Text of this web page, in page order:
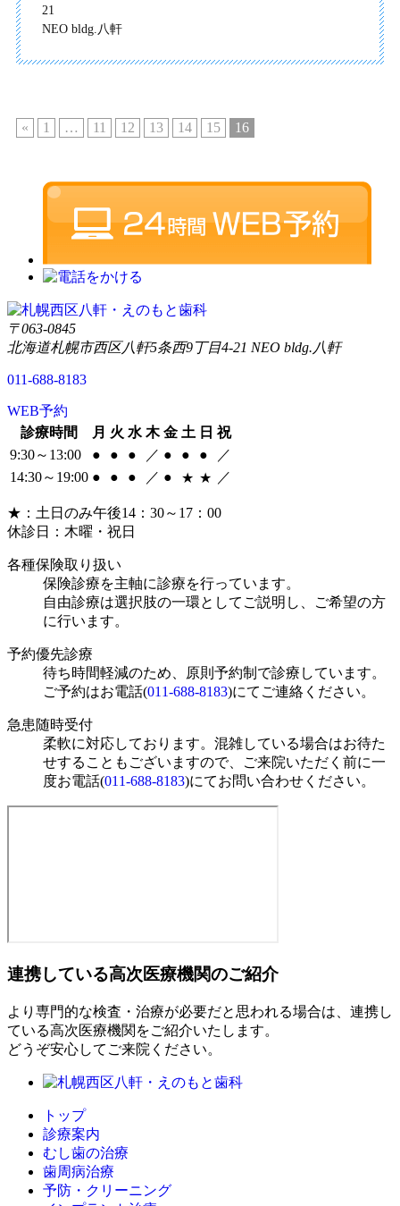
21
NEO bldg.八軒
« 1 … 11 12 13 14 15 16
〒063-0845
北海道札幌市西区八軒5条西9丁目4-21 NEO bldg.八軒
011-688-8183
WEB予約
診療時間
月 火 水 木 金 土 日 祝
9:30～13:00
● ● ● ／ ● ● ●
／
14:30～19:00 ● ● ● ／ ● ★ ★ ／
★ ：土日のみ午後14：30～17：00
休診日：木曜・祝日
各種保険取り扱い
保険診療を主軸に診療を行っています。
自由診療は選択肢の一環としてご説明し、ご希望の方
に行います。
予約優先診療
待ち時間軽減のため、原則予約制で診療しています。
ご予約はお電話(011-688-8183)にてご連絡ください。
急患随時受付
柔軟に対応しております。混雑している場合はお待た
せすることもございますので、ご来院いただく前に一
度お電話(011-688-8183)にてお問い合わせください。
連携している高次医療機関のご紹介
より専門的な検査・治療が必要だと思われる場合は、連携し
ている高次医療機関をご紹介いたします。
どうぞ安心してご来院ください。
トップ
診療案内
むし歯の治療
歯周病治療
予防・クリーニング